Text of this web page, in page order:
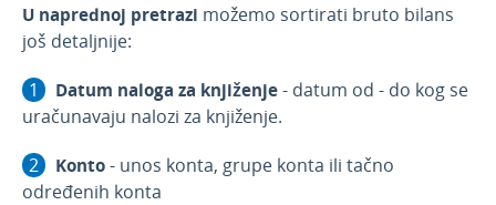
U naprednoj pretrazi možemo sortirati bruto bilans
još detaljnije:
Datum naloga za knjiženje- datum od - do kog se
uračunavaju nalozi za knjiženje.
Konto- unos konta, grupe konta ili tačno
određenih konta